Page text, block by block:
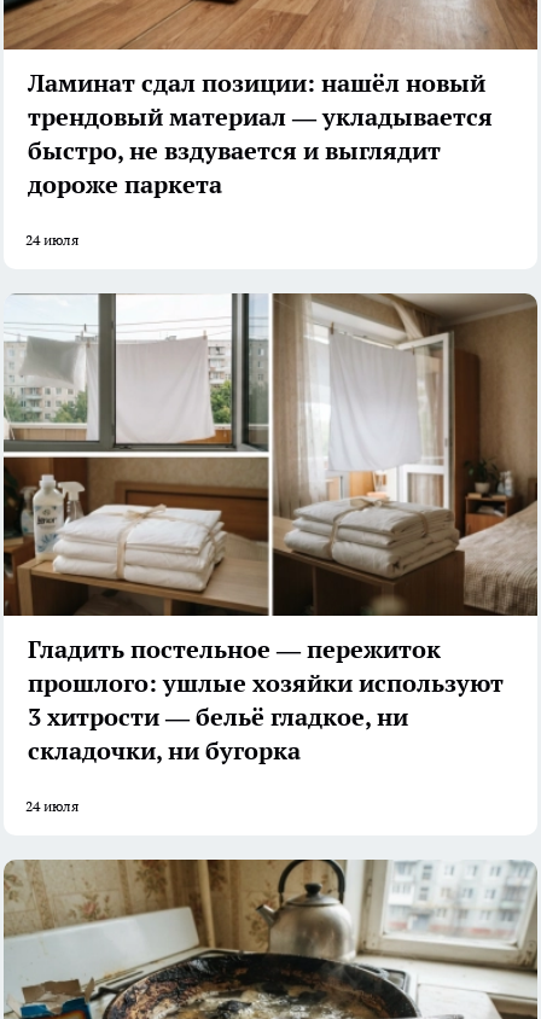
Ламинат сдал позиции: нашёл новый
трендовый материал — укладывается
быстро, не вздувается и выглядит
дороже паркета
24 июля
Гладить постельное — пережиток
прошлого: ушлые хозяйки используют
3 хитрости — бельё гладкое, ни
складочки, ни бугорка
24 июля